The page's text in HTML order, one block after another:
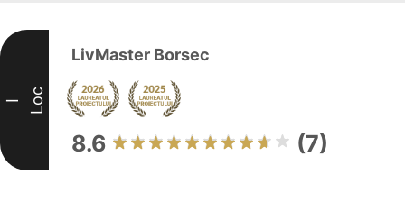
I Loc
LivMaster Borsec
8.6 (7)